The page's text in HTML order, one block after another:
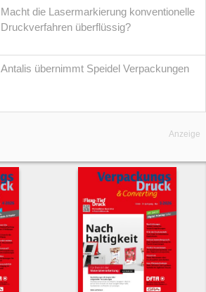
Macht die Lasermarkierung konventionelle
Druckverfahren überflüssig?
Antalis übernimmt Speidel Verpackungen
Anzeige